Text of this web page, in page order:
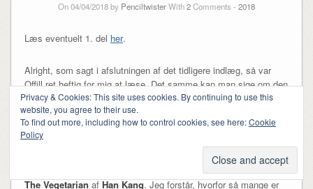
On 04/04/2018 by PenciltwisterWith2Comments - 2018
Læs eventuelt 1. del her.
Alright, som sagt i afslutningen af det tidligere indlæg, så var
Offill ret heftig for mig at læse. Det samme kan man sige om den
næste på listen, men på en helt anden måde.
Goodreads Reading Challenge 2017
The Vegetarian af Han Kang. Jeg forstår, hvorfor så mange er
Privacy & Cookies: This site uses cookies. By continuing to use this
website, you agree to their use.
To find out more, including how to control cookies, see here:Cookie
Policy